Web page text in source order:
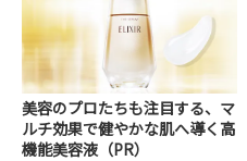
美容のプロたちも注目する、マ
ルチ効果で健やかな肌へ導く高
機能美容液（PR）